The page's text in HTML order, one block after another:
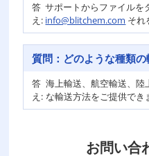
答
え:
サポートからファイルを
info@blitchem.com それ
質問： どのような種類
答
え:
海上輸送、航空輸送、陸
な輸送方法をご提供でき
お問い合